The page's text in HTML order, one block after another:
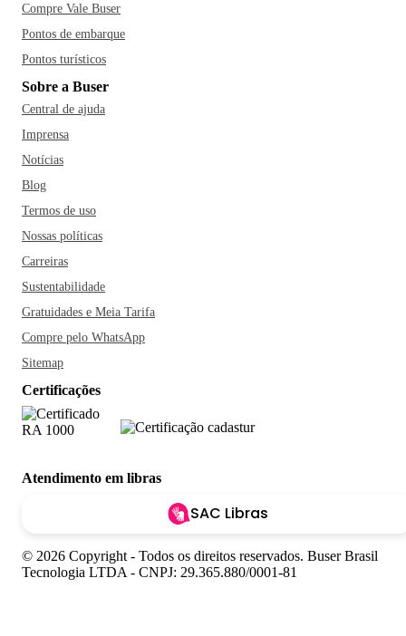
Compre Vale Buser
Pontos de embarque
Pontos turísticos
Sobre a Buser
Central de ajuda
Imprensa
Notícias
Blog
Termos de uso
Nossas políticas
Carreiras
Sustentabilidade
Gratuidades e Meia Tarifa
Compre pelo WhatsApp
Sitemap
Certificações
Atendimento em libras
SAC Libras
© 2026 Copyright - Todos os direitos reservados. Buser Brasil
Tecnologia LTDA - CNPJ: 29.365.880/0001-81